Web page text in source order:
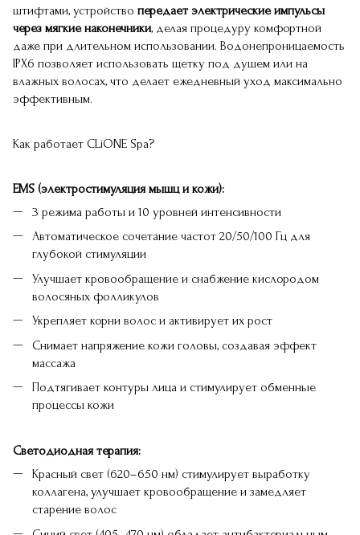
штифтами, устройство передает электрические импульсы
через мягкие наконечники, делая процедуру комфортной
даже при длительном использовании. Водонепроницаемость
IPX6 позволяет использовать щетку под душем или на
влажных волосах, что делает ежедневный уход максимально
эффективным.
Как работает CLiONE Spa?
EMS (электростимуляция мышц и кожи):
3 режима работы и 10 уровней интенсивности
Автоматическое сочетание частот 20/50/100 Гц для
глубокой стимуляции
Улучшает кровообращение и снабжение кислородом
волосяных фолликулов
Укрепляет корни волос и активирует их рост
Снимает напряжение кожи головы, создавая эффект
массажа
Подтягивает контуры лица и стимулирует обменные
процессы кожи
Светодиодная терапия:
Красный свет (620–650 нм) стимулирует выработку
коллагена, улучшает кровообращение и замедляет
старение волос